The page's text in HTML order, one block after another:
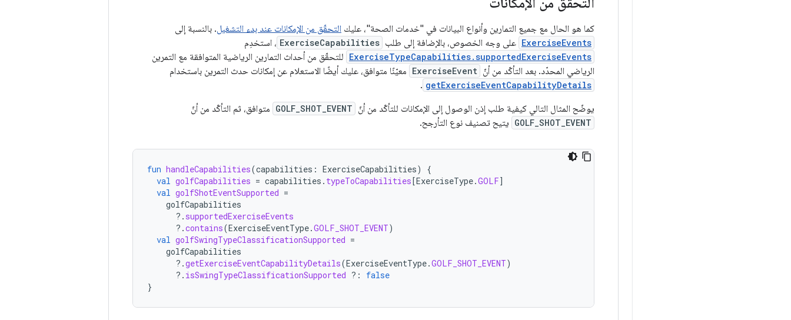
كما هو الحال مع جميع التمارين وأنواع البيانات في "خدمات الصحة"، عليك التحقّق من الإمكانات عند بدء التشغيل. بالنسبة إلى
ExerciseEvents على وجه الخصوص، بالإضافة إلى طلب ExerciseCapabilities ، استخدِم
ExerciseTypeCapabilities.supportedExerciseEvents للتحقّق من أحداث التمارين الرياضية المتوافقة مع التمرين
الرياضي المحدّد. بعد التأكّد من أنّ ExerciseEvent معيّنًا متوافق، عليك أيضًا الاستعلام عن إمكانات حدث التمرين باستخدام
getExerciseEventCapabilityDetails
.
يوضّح المثال التالي كيفية طلب إذن الوصول إلى الإمكانات للتأكّد من أنّ GOLF_SHOT_EVENT متوافق، ثم التأكّد من أنّ
GOLF_SHOT_EVENT يتيح تصنيف نوع التأرجح.
fun handleCapabilities(capabilities : ExerciseCapabilities)
{
val golfCapabilities = capabilities . typeToCapabilities[ExerciseType.GOLF]
val golfShotEventSupported =
golfCapabilities
?. supportedExerciseEvents
?.contains(ExerciseEventType.GOLF_SHOT_EVENT)
val golfSwingTypeClassificationSupported =
golfCapabilities
?.getExerciseEventCapabilityDetails(ExerciseEventType.GOLF_SHOT_EVENT)
?. isSwingTypeClassificationSupported ?:
false
}